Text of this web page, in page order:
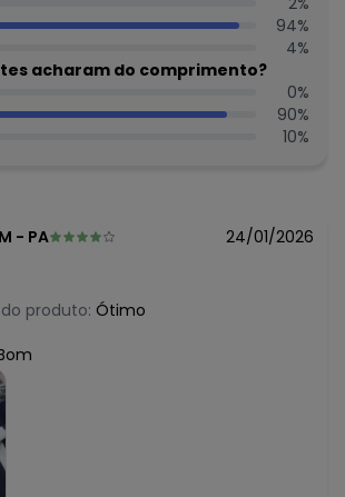
R$ 59,7
R$ 59,7
94%
4%
acharam do comprimento?
0%
90%
10%
- PA 24/01/2026
produto: Ótimo